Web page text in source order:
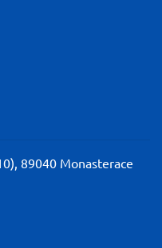
89040 Monasterace